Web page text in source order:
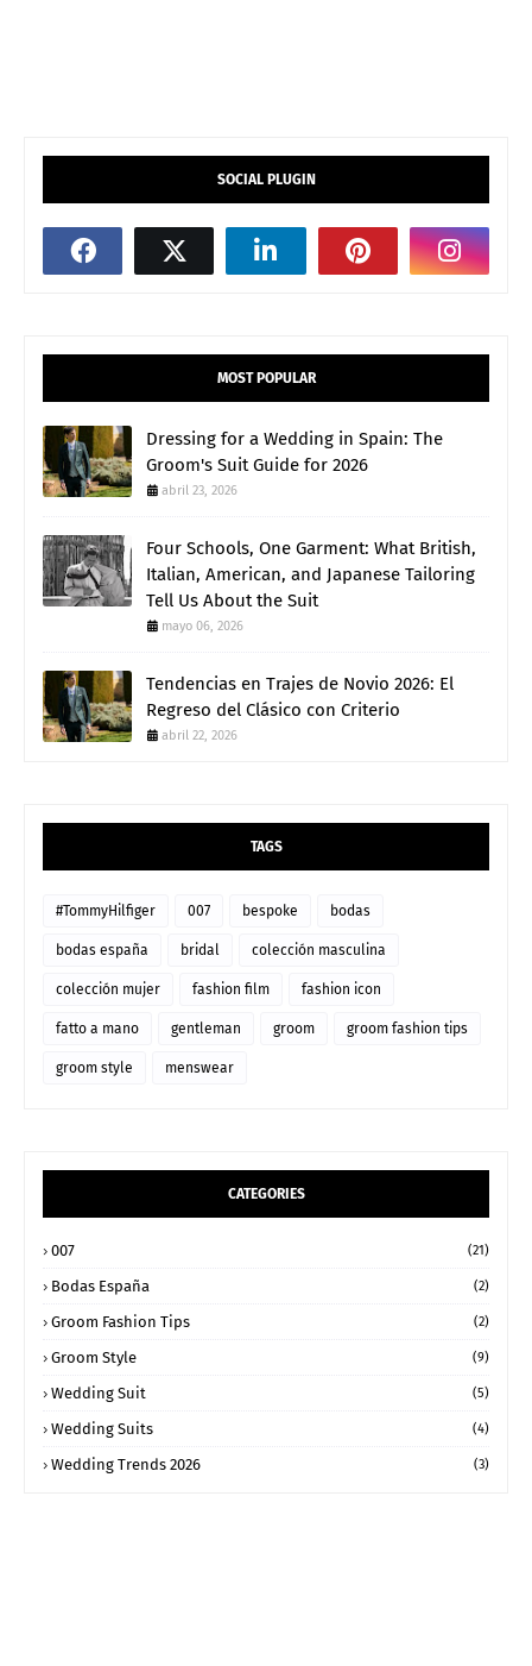
SOCIAL PLUGIN
MOST POPULAR
Dressing for a Wedding in Spain: The
Groom's Suit Guide for 2026
abril 23, 2026
Four Schools, One Garment: What British,
Italian, American, and Japanese Tailoring
Tell Us About the Suit
mayo 06, 2026
Tendencias en Trajes de Novio 2026: El
Regreso del Clásico con Criterio
abril 22, 2026
TAGS
#TommyHilfiger 007 bespoke bodas
bodas españa bridal colección masculina
colección mujer fashion film fashion icon
fatto a mano gentleman groom groom fashion tips
groom style menswear
CATEGORIES
007 (21)
Bodas España (2)
Groom Fashion Tips (2)
Groom Style (9)
Wedding Suit (5)
Wedding Suits (4)
Wedding Trends 2026 (3)